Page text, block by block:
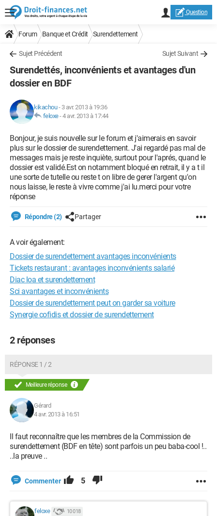
Question
Forum Banque et Crédit Surendettement
Sujet Précédent Sujet Suivant
Surendettés, inconvénients et avantages d'un
dossier en BDF
kikachou- 3 avr. 2013 à 19:36
feloxe-4 avr. 2013 à 17:44
Bonjour, je suis nouvelle sur le forum et j'aimerais en savoir
plus sur le dossier de surendettement. J'ai regardé pas mal de
messages mais je reste inquiète, surtout pour l'aprés, quand le
dossier est validé.Est on notamment bloqué en retrait, il y a t il
une sorte de tutelle ou reste t on libre de gerer l'argent qu'on
nous laisse, le reste à vivre comme j'ai lu.merci pour votre
réponse
Répondre (2) Partager
A voir également:
Dossier de surendettement avantages inconvénients
Tickets restaurant : avantages inconvénients salarié
Diac loa et surendettement
Sci avantages et inconvénients
Dossier de surendettement peut on garder sa voiture
Synergie cofidis et dossier de surendettement
2 réponses
RÉPONSE 1 / 2
Meilleure réponse
Gérard
4 avr. 2013 à 16:51
Il faut reconnaître que les membres de la Commission de
surendettement (BDF en tête) sont parfois un peu baba-cool !..
..la preuve ..
Commenter 5
feloxe 10 018